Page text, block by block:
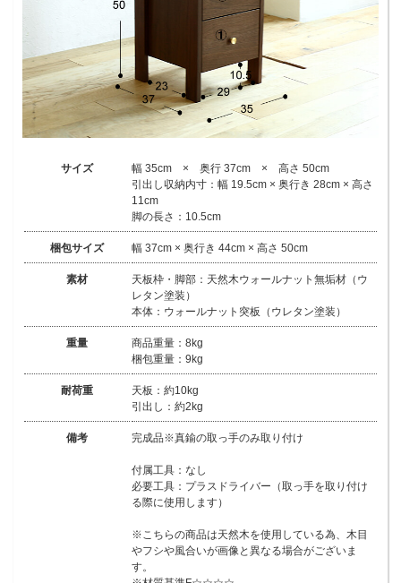
サイズ
幅 35cm × 奥行 37cm × 高さ 50cm
引出し収納内寸：幅 19.5cm × 奥行き 28cm × 高さ
11cm
脚の長さ：10.5cm
梱包サイズ 幅 37cm × 奥行き 44cm × 高さ 50cm
素材
天板枠・脚部：天然木ウォールナット無垢材（ウ
レタン塗装）
本体：ウォールナット突板（ウレタン塗装）
重量
商品重量：8kg
梱包重量：9kg
耐荷重
天板：約10kg
引出し：約2kg
備考 完成品※真鍮の取っ手のみ取り付け
付属工具：なし
必要工具：プラスドライバー（取っ手を取り付け
る際に使用します）
※こちらの商品は天然木を使用している為、木目
やフシや風合いが画像と異なる場合がございま
す。